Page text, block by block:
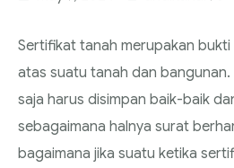
Sertifikat tanah merupakan
atas suatu tanah dan
saja harus disimpan baik-baik
sebagaimana halnya surat
bagaimana jika suatu ketika